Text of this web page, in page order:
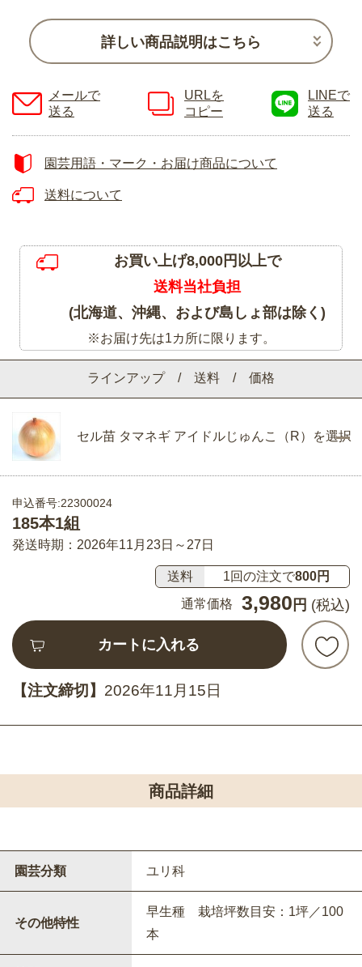
ラインアップ / 送料 / 価格
セル苗 タマネギ アイドルじゅんこ（R）を選択
申込番号:22300024
185本1組
発送時期：2026年11月23日～27日
送料 1回の注文で800円
通常価格
3,980 円 (税込)
カートに入れる
【注文締切】 2026年11月15日
詳しい商品説明はこちら
メールで
送る
URLを
コピー
LINEで
送る
園芸用語・マーク・お届け商品について
送料について
お買い上げ8,000円以上で
送料当社負担
(北海道、沖縄、および島しょ部は除く)
※お届け先は1カ所に限ります。
商品詳細
園芸分類 ユリ科
その他特性
早生種 栽培坪数目安：1坪／100
本